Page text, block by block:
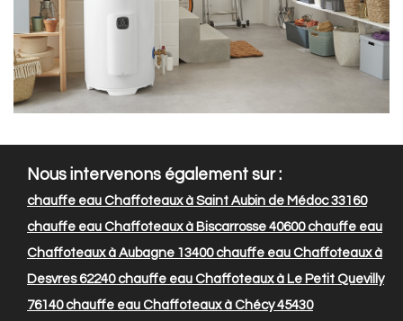
Nous intervenons également sur :
chauffe eau Chaffoteaux à Saint Aubin de Médoc 33160
chauffe eau Chaffoteaux à Biscarrosse 40600chauffe eau
Chaffoteaux à Aubagne 13400chauffe eau Chaffoteaux à
Desvres 62240chauffe eau Chaffoteaux à Le Petit Quevilly
76140chauffe eau Chaffoteaux à Chécy 45430